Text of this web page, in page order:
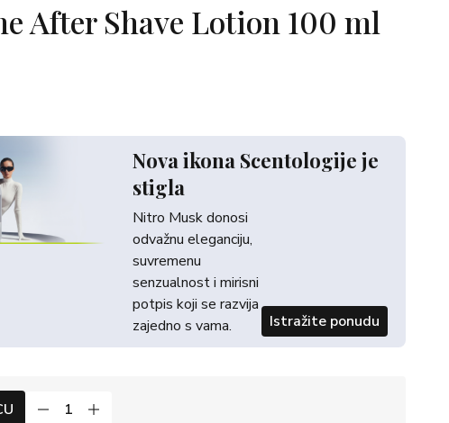
After Shave Lotion 100 ml
Nova ikona Scentologije je
stigla
Nitro Musk donosi
odvažnu eleganciju,
suvremenu
senzualnost i mirisni
potpis koji se razvija
zajedno s vama.
Istražite ponudu